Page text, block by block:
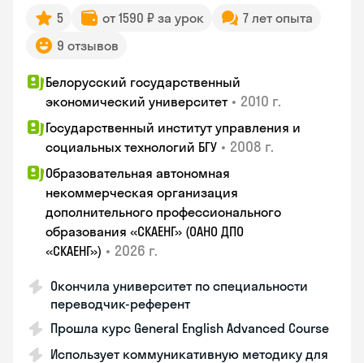
5 от 1590 ₽ за урок
7 лет опыта
9 отзывов
Белорусский государственный
экономический университет • 2010 г.
Государственный институт управления и
социальных технологий БГУ • 2008 г.
Образовательная автономная
некоммерческая организация
дополнительного профессионального
образования «СКАЕНГ» (ОАНО ДПО
«СКАЕНГ») • 2026 г.
Окончила университет по специальности
переводчик-референт
Прошла курс General English Advanced Course
Использует коммуникативную методику для